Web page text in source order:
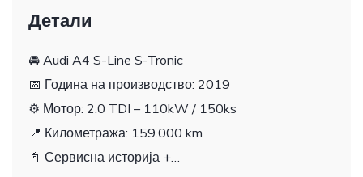
Детали
🚘 Audi A4 S-Line S-Tronic
📅 Година на производство: 2019
⚙️ Мотор: 2.0 TDI – 110kW / 150ks
📍 Километража: 159.000 km
📓 Сервисна историја +…